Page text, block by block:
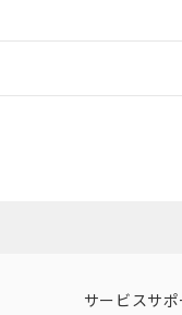
サービスサポ